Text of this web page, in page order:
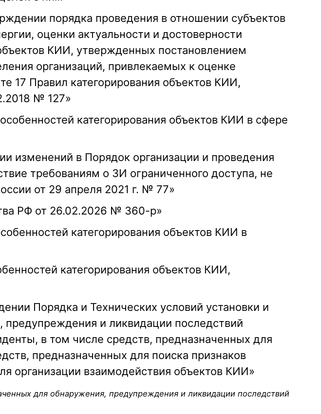
порядка проведения в отношении субъектов
оценки актуальности и достоверности
КИИ, утвержденных постановлением
организаций, привлекаемых к оценке
17 Правил категорирования объектов КИИ,
№ 127»
категорирования объектов КИИ в сфере
изменений в Порядок организации и проведения
требованиям о ЗИ ограниченного доступа, не
от 29 апреля 2021 г. № 77»
РФ от 26.02.2026 № 360-р»
категорирования объектов КИИ в
категорирования объектов КИИ,
Порядка и Технических условий установки и
предупреждения и ликвидации последствий
в том числе средств, предназначенных для
предназначенных для поиска признаков
организации взаимодействия объектов КИИ»
для обнаружения, предупреждения и ликвидации последствий